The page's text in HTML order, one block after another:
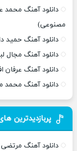
دانلود آهنگ محمد
مصنوعی)
دانلود آهنگ حمید
دانلود آهنگ مجال
دانلود آهنگ عرفان
دانلود آهنگ محمد
پربازدیدترین
دانلود آهنگ مرتضی